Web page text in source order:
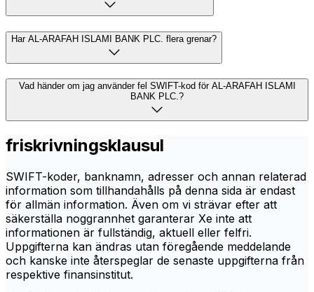
Har AL-ARAFAH ISLAMI BANK PLC. flera grenar?
Vad händer om jag använder fel SWIFT-kod för AL-ARAFAH ISLAMI
BANK PLC.?
friskrivningsklausul
SWIFT-koder, banknamn, adresser och annan relaterad
information som tillhandahålls på denna sida är endast
för allmän information. Även om vi strävar efter att
säkerställa noggrannhet garanterar Xe inte att
informationen är fullständig, aktuell eller felfri.
Uppgifterna kan ändras utan föregående meddelande
och kanske inte återspeglar de senaste uppgifterna från
respektive finansinstitut.